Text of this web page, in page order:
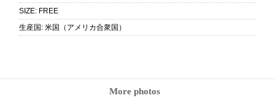
SIZE: FREE
生産国 : 米国（アメリカ合衆国）
More photos